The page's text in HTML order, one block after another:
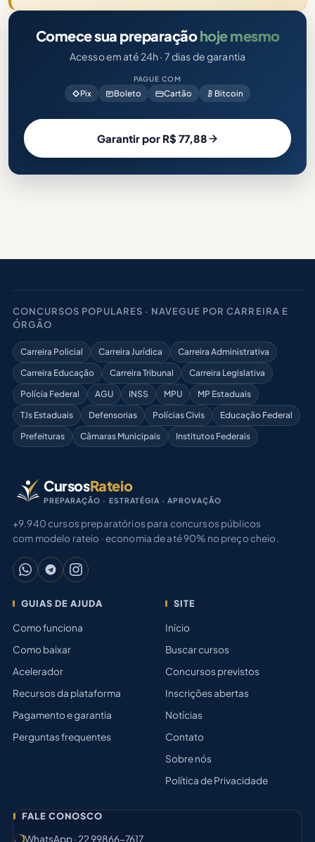
Comece sua preparaçãohoje mesmo
Acesso em até 24h · 7 dias de garantia
PAGUE COM
Pix Boleto Cartão Bitcoin
Garantir por R$ 77,88
CONCURSOS POPULARES · NAVEGUE POR CARREIRA E
ÓRGÃO
Carreira Policial Carreira Jurídica
Carreira Administrativa
Carreira Educação
Carreira Tribunal
Carreira Legislativa
Polícia Federal
AGU INSS MPU
MP Estaduais
TJs Estaduais
Defensorias Polícias Civis
Educação Federal
Prefeituras
Câmaras Municipais Institutos Federais
CursosRateio
PREPARAÇÃO · ESTRATÉGIA · APROVAÇÃO
+9.940 cursos preparatórios para concursos públicos
com modelo rateio · economia de até 90% no preço cheio.
GUIAS DE AJUDA
Como funciona
Como baixar
Acelerador
Recursos da plataforma
Pagamento e garantia
Perguntas frequentes
SITE
Início
Buscar cursos
Concursos previstos
Inscrições abertas
Notícias
Contato
Sobre nós
Política de Privacidade
FALE CONOSCO
WhatsApp · 22 99866-7617